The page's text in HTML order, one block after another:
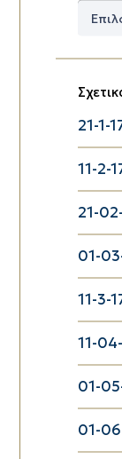
21-1-
11-2-
21-
01-
11-3-
11-
01-
01-